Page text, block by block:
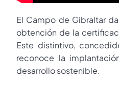
El Campo de Gibraltar
obtención de la
Este distintivo,
reconoce la
desarrollo sostenible.